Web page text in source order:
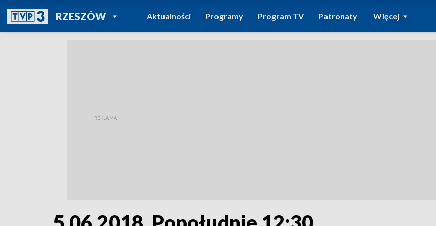
RZESZÓWPOWRÓT DO
TVP REGIONY
Aktualności Programy Program TV Patronaty Więcej